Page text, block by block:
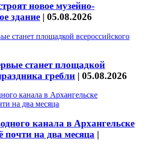
новое музейно-
здание | 05.08.2026
станет площадкой
гребли | 05.08.2026
канала в Архангельске
почти на два месяца |